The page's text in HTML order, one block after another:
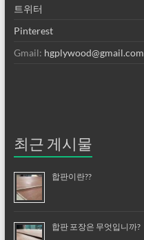
트위터
Pinterest
Gmail: hgplywood@gmail.com
최근 게시물
합판이란??
합판 포장은 무엇입니까?